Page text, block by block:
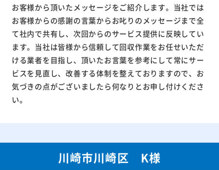
お客様から頂いたメッセージをご紹介します。当社では
お客様からの感謝の言葉からお叱りのメッセージまで全
て社内で共有し、次回からのサービス提供に反映してい
ます。当社は皆様から信頼して回収作業をお任せいただ
ける業者を目指し、頂いたお言葉を参考にして常にサー
ビスを見直し、改善する体制を整えておりますので、お
気づきの点がございましたら何なりとお申し付けくださ
い。
川崎市川崎区 K様